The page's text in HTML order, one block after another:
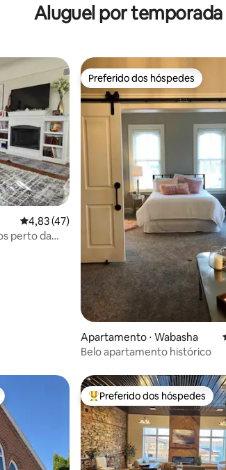
Aluguel por
4,83 de uma avaliação média de 5, 47
4,83 (47)
perto da
Preferido dos hóspedes
Preferido dos hóspedes
Apartamento ⋅ Wabasha
Belo apartamento histórico
dos hóspedes Entre os melhores preferidos
Preferido dos hóspedes